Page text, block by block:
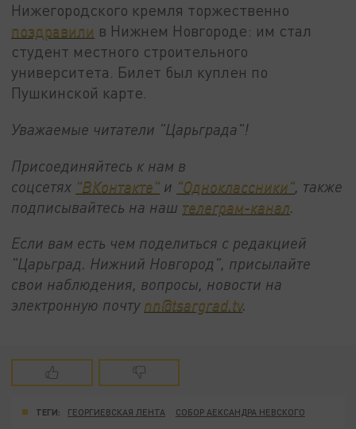
Нижегородского кремля торжественно
поздравили в Нижнем Новгороде: им стал
студент местного строительного
университета. Билет был куплен по
Пушкинской карте.
Уважаемые читатели "Царьграда"!
Присоединяйтесь к нам в
соцсетях "ВКонтакте" и "Одноклассники", также
подписывайтесь на наш телеграм-канал.
Если вам есть чем поделиться с редакцией
"Царьград. Нижний Новгород", присылайте
свои наблюдения, вопросы, новости на
электронную почту nn@tsargrad.tv.
ТЕГИ: ГЕОРГИЕВСКАЯ ЛЕНТА СОБОР АЕКСАНДРА НЕВСКОГО